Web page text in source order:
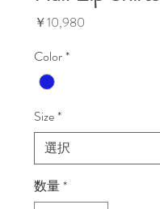
￥10,980
Color*
Size*
数量*